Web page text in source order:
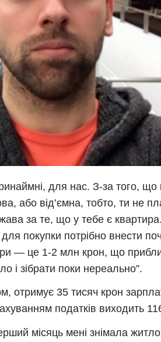
для нас. З-за того, що
або від’ємна, тобто, ти не
за те, що у тебе є
покупки потрібно внести
— це 1-2 млн крон, що
і зібрати поки нереально”.
отримує 35 тисяч крон
податків виходить
місяць мені знімала